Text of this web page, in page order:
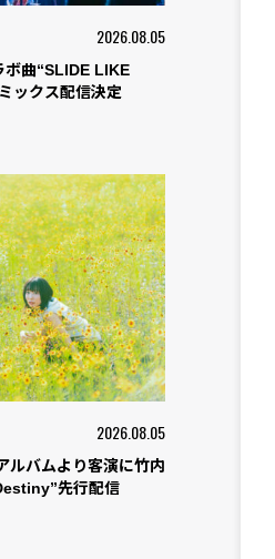
2026.08.05
曲“SLIDE LIKE
ックス配信決定
2026.08.05
ルバムより客演に竹内
先行配信